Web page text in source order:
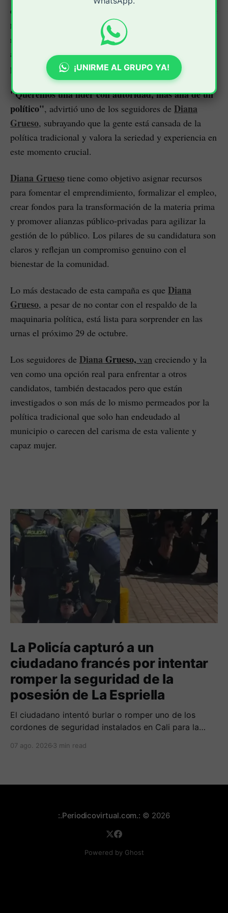
creo que es hora de devolver a esta tierra todo lo que
me ha dado"
, señaló la candidata, quien cuenta con el
respaldo del Partido de la U y ha obtenido un amplio
apoyo en su ciudad, más allá de las afiliaciones
partidistas.
"Queremos una líder con autoridad, más allá de un
político", advirtió uno de los seguidores de Diana
Grueso, subrayando que la gente está cansada de la
política tradicional y valora la seriedad y experiencia en
este momento crucial.
Diana Grueso tiene como objetivo asignar recursos
para fomentar el emprendimiento, formalizar el empleo,
crear fondos para la transformación de la materia prima
y promover alianzas público-privadas para agilizar la
gestión de lo público. Los pilares de su candidatura son
claros y reflejan un compromiso genuino con el
bienestar de la comunidad.
Lo más destacado de esta campaña es que Diana
Grueso, a pesar de no contar con el respaldo de la
maquinaria política, está lista para sorprender en las
urnas el próximo 29 de octubre.
Los seguidores de Diana Grueso, van creciendo y la
ven como una opción real para enfrentar a otros
candidatos, también destacados pero que están
investigados o son más de lo mismo permeados por la
política tradicional que solo han endeudado al
municipio o carecen del carisma de esta valiente y
capaz mujer.
La Policía capturó a un
ciudadano francés por intentar
romper la seguridad de la
posesión de La Espriella
El ciudadano intentó burlar o romper uno de los
cordones de seguridad instalados en Cali para la
Espriella.
07 ago. 2026 3 min read
¡UNIRME AL GRUPO YA!
:.Periodicovirtual.com.: © 2026
Powered by Ghost